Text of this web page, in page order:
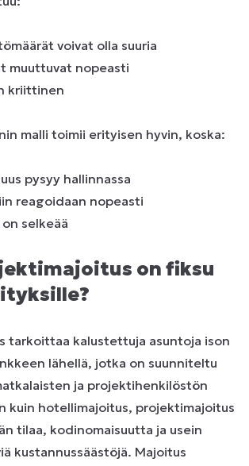
voivat olla suuria
muuttuvat nopeasti
kriittinen
malli toimii erityisen hyvin, koska:
pysyy hallinnassa
reagoidaan nopeasti
selkeää
on fiksu
tarkoittaa kalustettuja asuntoja ison
lähellä, jotka on suunniteltu
ja projektihenkilöstön
kuin hotellimajoitus, projektimajoitus
tilaa, kodinomaisuutta ja usein
kustannussäästöjä. Majoitus